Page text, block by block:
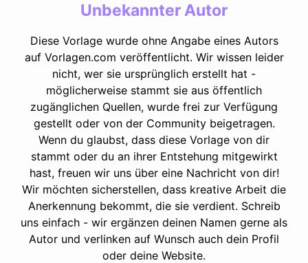
Unbekannter Autor
Diese Vorlage wurde ohne Angabe eines Autors
auf Vorlagen.com veröffentlicht. Wir wissen leider
nicht, wer sie ursprünglich erstellt hat -
möglicherweise stammt sie aus öffentlich
zugänglichen Quellen, wurde frei zur Verfügung
gestellt oder von der Community beigetragen.
Wenn du glaubst, dass diese Vorlage von dir
stammt oder du an ihrer Entstehung mitgewirkt
hast, freuen wir uns über eine Nachricht von dir!
Wir möchten sicherstellen, dass kreative Arbeit die
Anerkennung bekommt, die sie verdient. Schreib
uns einfach - wir ergänzen deinen Namen gerne als
Autor und verlinken auf Wunsch auch dein Profil
oder deine Website.